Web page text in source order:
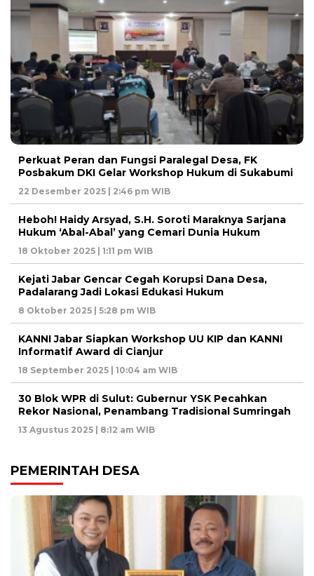
Perkuat Peran dan Fungsi Paralegal Desa, FK
Posbakum DKI Gelar Workshop Hukum di Sukabumi
22 Desember 2025 | 2:46 pm WIB
Heboh! Haidy Arsyad, S.H. Soroti Maraknya Sarjana
Hukum ‘Abal-Abal’ yang Cemari Dunia Hukum
18 Oktober 2025 | 1:11 pm WIB
Kejati Jabar Gencar Cegah Korupsi Dana Desa,
Padalarang Jadi Lokasi Edukasi Hukum
8 Oktober 2025 | 5:28 pm WIB
KANNI Jabar Siapkan Workshop UU KIP dan KANNI
Informatif Award di Cianjur
18 September 2025 | 10:04 am WIB
30 Blok WPR di Sulut: Gubernur YSK Pecahkan
Rekor Nasional, Penambang Tradisional Sumringah
13 Agustus 2025 | 8:12 am WIB
PEMERINTAH DESA